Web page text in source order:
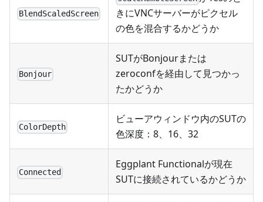
BlendScaledScreen
きにVNCサーバーがピクセル
の色を混合するかどうか
Bonjour
SUTがBonjourまたは
zeroconfを経由して見つかっ
たかどうか
ColorDepth
ビューアウィンドウ内のSUTの
色深度：8、16、32
Connected
Eggplant Functionalが現在
SUTに接続されているかどうか